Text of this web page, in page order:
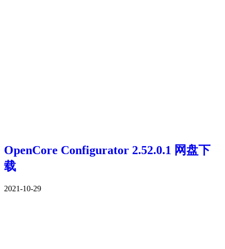
OpenCore Configurator 2.52.0.1 网盘下
载
2021-10-29